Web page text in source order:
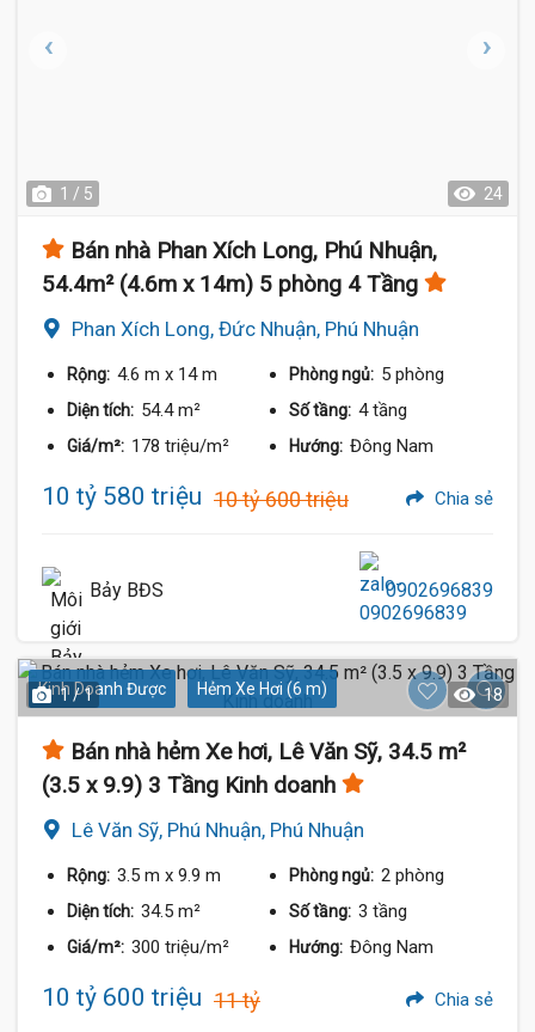
1 / 5 24
Bán nhà Phan Xích Long, Phú Nhuận,
54.4m² (4.6m x 14m) 5 phòng 4 Tầng
Phan Xích Long, Đức Nhuận, Phú Nhuận
Rộng: 4.6 m x 14 m Phòng ngủ: 5 phòng
Diện tích: 54.4 m² Số tầng: 4 tầng
Giá/m²: 178 triệu/m² Hướng: Đông Nam
10 tỷ 580 triệu 10 tỷ 600 triệu Chia sẻ
Bảy BĐS 0902696839
Kinh Doanh Được Hẻm Xe Hơi (6 m)
1 / 1 18
Bán nhà hẻm Xe hơi, Lê Văn Sỹ, 34.5 m²
(3.5 x 9.9) 3 Tầng Kinh doanh
Lê Văn Sỹ, Phú Nhuận, Phú Nhuận
Rộng: 3.5 m x 9.9 m Phòng ngủ: 2 phòng
Diện tích: 34.5 m² Số tầng: 3 tầng
Giá/m²: 300 triệu/m² Hướng: Đông Nam
10 tỷ 600 triệu 11 tỷ Chia sẻ